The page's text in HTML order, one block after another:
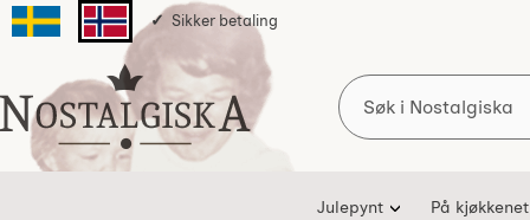
Svenska sidanNorska sidan
Sikker betaling
Startsiden for Nostalgiska
Søk
Julepynt På kjøkkenet